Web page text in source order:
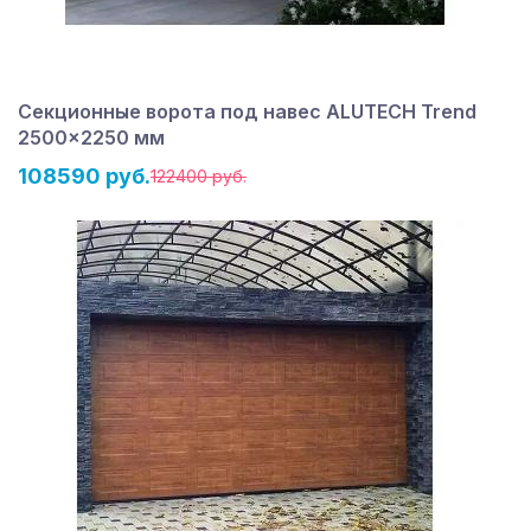
Секционные ворота под навес ALUTECH Trend
2500×2250 мм
108590 руб.122400 руб.